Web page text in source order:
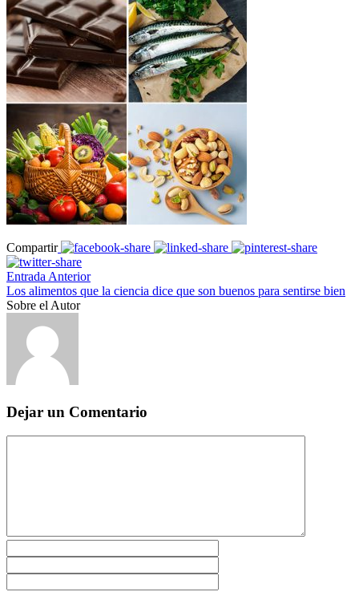
Compartir
Entrada Anterior
Los alimentos que la ciencia dice que son buenos para sentirse bien
Sobre el Autor
Dejar un Comentario